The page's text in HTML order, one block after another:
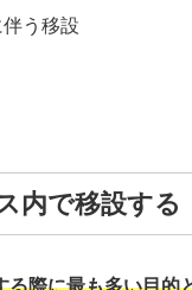
う移設
内で移設する